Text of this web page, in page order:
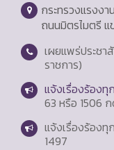
กระทรวงแรงงาน
ถนนมิตรไมตรี
เผยแพร่ประชา
ราชการ)
แจ้งเรื่องร้องทุ
63 หรือ 1506
แจ้งเรื่องร้องทุ
1497